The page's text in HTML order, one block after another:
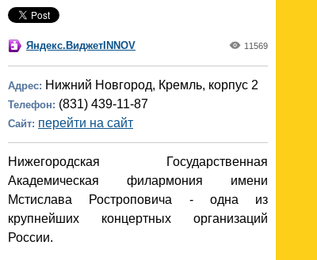
Яндекс.ВиджетINNOV 11569
Адрес: Нижний Новгород, Кремль, корпус 2
Телефон: (831) 439-11-87
Сайт: перейти на сайт
Нижегородская Государственная
Академическая филармония имени
Мстислава Ростроповича - одна из
крупнейших концертных организаций
России.